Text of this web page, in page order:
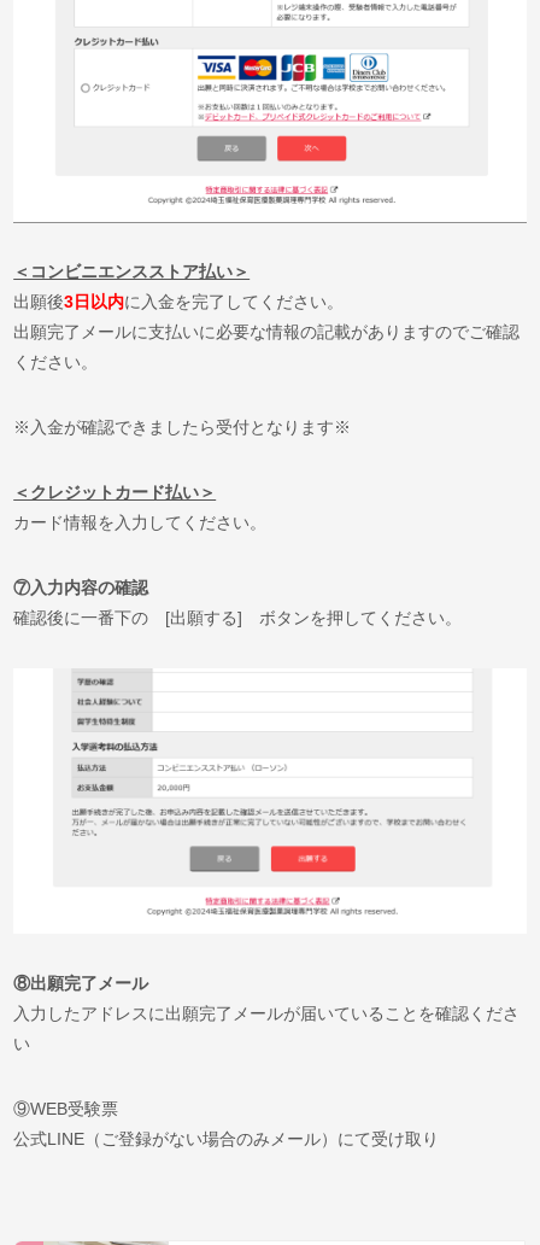
＜コンビニエンスストア払い＞
出願後3日以内に入金を完了してください。
出願完了メールに支払いに必要な情報の記載がありますのでご確認
ください。
※入金が確認できましたら受付となります※
＜クレジットカード払い＞
カード情報を入力してください。
⑦入力内容の確認
確認後に一番下の [出願する] ボタンを押してください。
⑧出願完了メール
入力したアドレスに出願完了メールが届いていることを確認くださ
い
⑨WEB受験票
公式LINE（ご登録がない場合のみメール）にて受け取り